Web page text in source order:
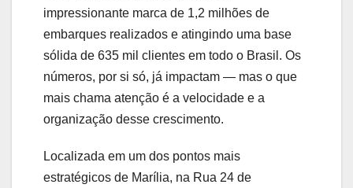
impressionante marca de 1,2 milhões de
embarques realizados e atingindo uma base
sólida de 635 mil clientes em todo o Brasil. Os
números, por si só, já impactam — mas o que
mais chama atenção é a velocidade e a
organização desse crescimento.
Localizada em um dos pontos mais
estratégicos de Marília, na Rua 24 de